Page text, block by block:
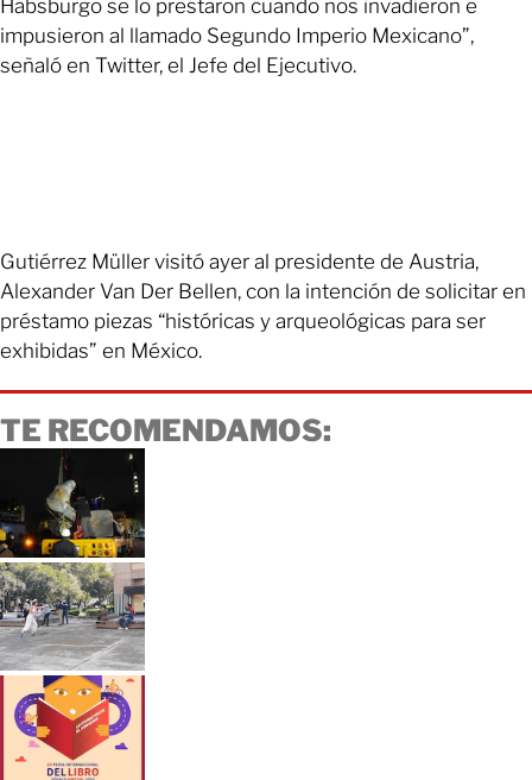
Habsburgo se lo prestaron cuando nos invadieron e
impusieron al llamado Segundo Imperio Mexicano”,
señaló en Twitter, el Jefe del Ejecutivo.
Gutiérrez Müller visitó ayer al presidente de Austria,
Alexander Van Der Bellen, con la intención de solicitar en
préstamo piezas “históricas y arqueológicas para ser
exhibidas” en México.
TE RECOMENDAMOS: